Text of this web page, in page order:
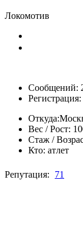
Локомотив
Сообщений:
Откуда:
Вес / Рост:
Стаж /
Кто: атлет
Репутация: 71